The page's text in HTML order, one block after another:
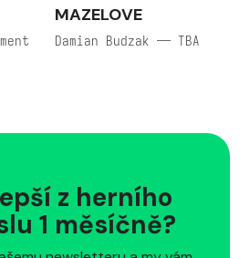
MAZELOVE
Damian Budzak — TBA
z herního
1 měsíčně?